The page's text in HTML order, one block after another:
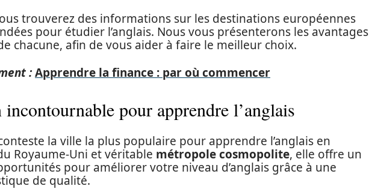
trouverez des informations sur les destinations européennes
pour étudier l’anglais. Nous vous présenterons les avantages
chacune, afin de vous aider à faire le meilleur choix.
:Apprendre la finance : par où commencer
pour apprendre l’anglais
la ville la plus populaire pour apprendre l’anglais en
Royaume-Uni et véritable métropole cosmopolite, elle offre un
pour améliorer votre niveau d’anglais grâce à une
de qualité.